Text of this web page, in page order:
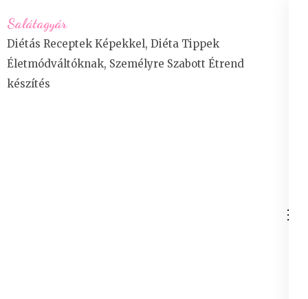
to
content
(Press
Enter)
Salátagyár
Diétás Receptek Képekkel, Diéta Tippek
Életmódváltóknak, Személyre Szabott Étrend
készítés